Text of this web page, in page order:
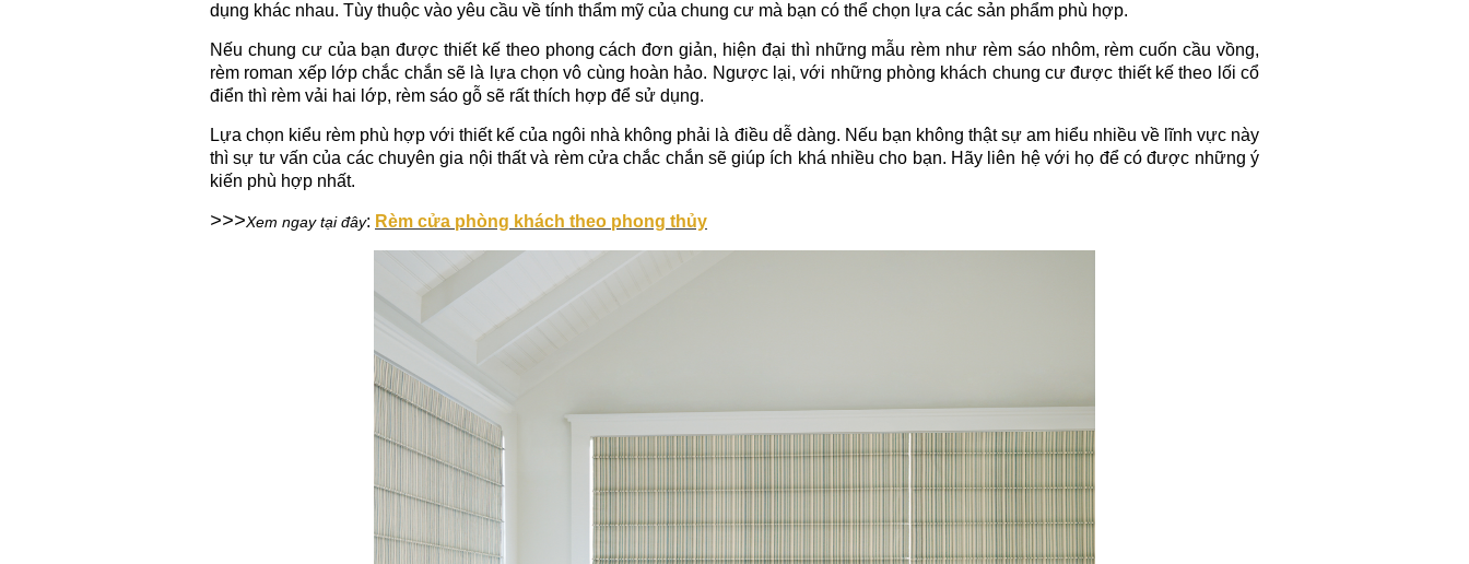
dụng khác nhau. Tùy thuộc vào yêu cầu về tính thẩm mỹ của chung cư mà bạn có thể chọn lựa các sản phẩm phù hợp.
Nếu chung cư của bạn được thiết kế theo phong cách đơn giản, hiện đại thì những mẫu rèm như rèm sáo nhôm, rèm cuốn cầu vồng,
rèm roman xếp lớp chắc chắn sẽ là lựa chọn vô cùng hoàn hảo. Ngược lại, với những phòng khách chung cư được thiết kế theo lối cổ
điển thì rèm vải hai lớp, rèm sáo gỗ sẽ rất thích hợp để sử dụng.
Lựa chọn kiểu rèm phù hợp với thiết kế của ngôi nhà không phải là điều dễ dàng. Nếu bạn không thật sự am hiểu nhiều về lĩnh vực này
thì sự tư vấn của các chuyên gia nội thất và rèm cửa chắc chắn sẽ giúp ích khá nhiều cho bạn. Hãy liên hệ với họ để có được những ý
kiến phù hợp nhất.
>>>Xem ngay tại đây: Rèm cửa phòng khách theo phong thủy